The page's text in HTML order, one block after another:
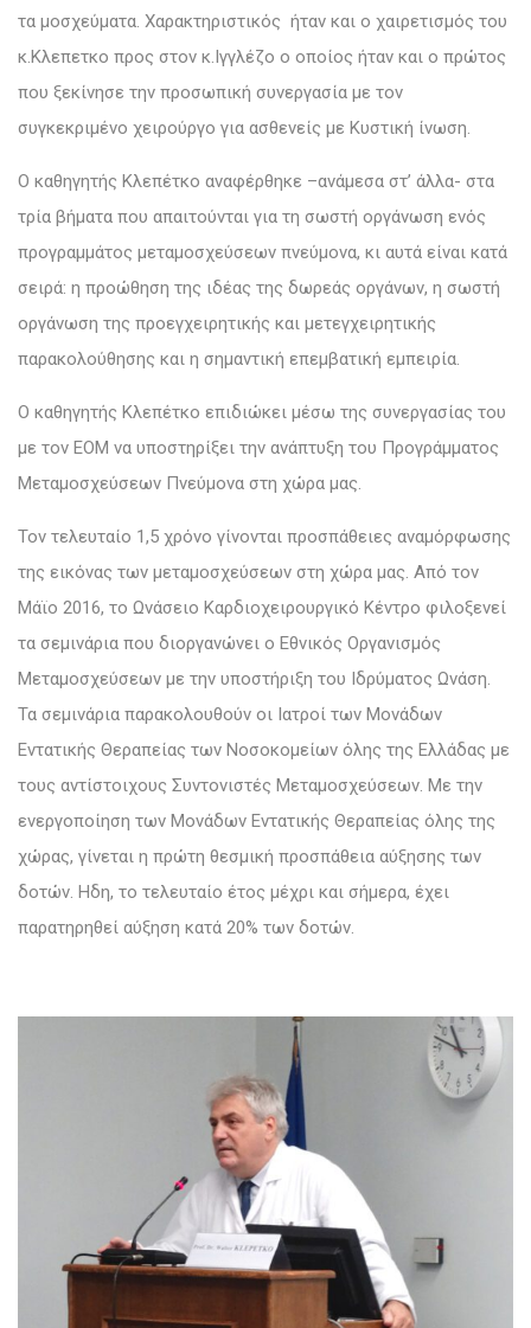
τα μοσχεύματα. Χαρακτηριστικός ήταν και ο χαιρετισμός του
κ.Κλεπετκο προς στον κ.Ιγγλέζο ο οποίος ήταν και ο πρώτος
που ξεκίνησε την προσωπική συνεργασία με τον
συγκεκριμένο χειρούργο για ασθενείς με Κυστική ίνωση.
Ο καθηγητής Κλεπέτκο αναφέρθηκε –ανάμεσα στ’ άλλα- στα
τρία βήματα που απαιτούνται για τη σωστή οργάνωση ενός
προγραμμάτος μεταμοσχεύσεων πνεύμονα, κι αυτά είναι κατά
σειρά: η προώθηση της ιδέας της δωρεάς οργάνων, η σωστή
οργάνωση της προεγχειρητικής και μετεγχειρητικής
παρακολούθησης και η σημαντική επεμβατική εμπειρία.
Ο καθηγητής Κλεπέτκο επιδιώκει μέσω της συνεργασίας του
με τον ΕΟΜ να υποστηρίξει την ανάπτυξη του Προγράμματος
Μεταμοσχεύσεων Πνεύμονα στη χώρα μας.
Τον τελευταίο 1,5 χρόνο γίνονται προσπάθειες αναμόρφωσης
της εικόνας των μεταμοσχεύσεων στη χώρα μας. Από τον
Μάϊο 2016, το Ωνάσειο Καρδιοχειρουργικό Κέντρο φιλοξενεί
τα σεμινάρια που διοργανώνει ο Εθνικός Οργανισμός
Μεταμοσχεύσεων με την υποστήριξη του Ιδρύματος Ωνάση.
Τα σεμινάρια παρακολουθούν οι Ιατροί των Μονάδων
Εντατικής Θεραπείας των Νοσοκομείων όλης της Ελλάδας με
τους αντίστοιχους Συντονιστές Μεταμοσχεύσεων. Με την
ενεργοποίηση των Μονάδων Εντατικής Θεραπείας όλης της
χώρας, γίνεται η πρώτη θεσμική προσπάθεια αύξησης των
δοτών. Ηδη, το τελευταίο έτος μέχρι και σήμερα, έχει
παρατηρηθεί αύξηση κατά 20% των δοτών.